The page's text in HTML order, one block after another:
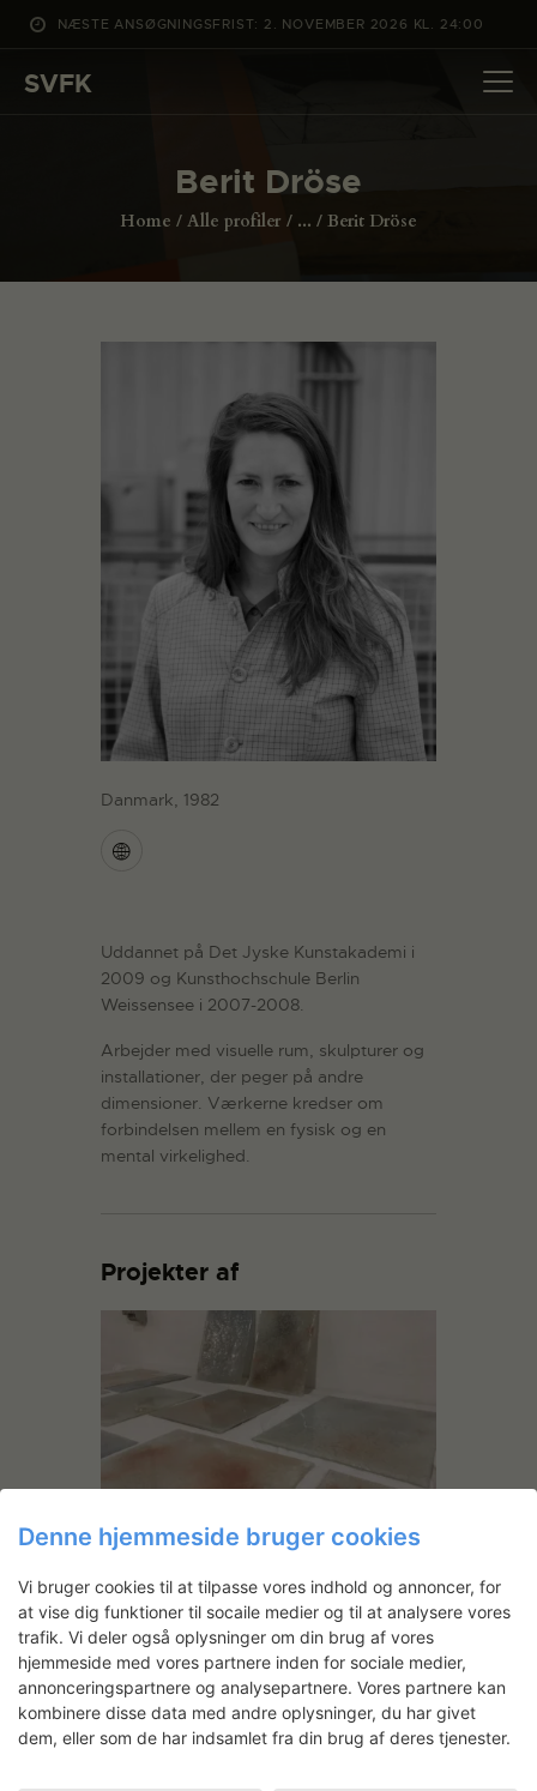
NÆSTE ANSØGNINGSFRIST: 2. NOVEMBER 2026 KL. 24:00
SVFK
Berit Dröse
Home Alle profiler ... Berit Dröse
DET SKER
ANSØG
Danmark, 1982
Uddannet på Det Jyske Kunstakademi i
2009 og Kunsthochschule Berlin
Weissensee i 2007-2008.
Arbejder med visuelle rum, skulpturer og
installationer, der peger på andre
dimensioner. Værkerne kredser om
forbindelsen mellem en fysisk og en
mental virkelighed.
Projekter af
Berit Dröse: Our Glass
interesseret i at undersøge vores fælles
forståelse af tid og rum, og hvad tid er for
en størrelse. På SVKs lerværksted har hun
forsøgt at smelte sand indsamlet fra
ørkener og strande i forskellige lande og
verdensdele om…Læs mere
Denne hjemmeside bruger cookies
Vi bruger cookies til at tilpasse vores indhold og annoncer, for
at vise dig funktioner til socaile medier og til at analysere vores
trafik. Vi deler også oplysninger om din brug af vores
hjemmeside med vores partnere inden for sociale medier,
annonceringspartnere og analysepartnere. Vores partnere kan
kombinere disse data med andre oplysninger, du har givet
dem, eller som de har indsamlet fra din brug af deres tjenester.